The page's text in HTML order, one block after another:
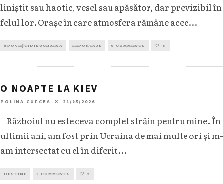
liniștit sau haotic, vesel sau apăsător, dar previzibil în
felul lor. Orașe în care atmosfera rămâne acee...
#POVEȘTIDINUCRAINA REPORTAJE 0 COMMENTS 6
O NOAPTE LA KIEV
POLINA CUPCEA 21/05/2026
Războiul nu este ceva complet străin pentru mine. În
ultimii ani, am fost prin Ucraina de mai multe ori și m-
am intersectat cu el în diferit...
DESTINE 0 COMMENTS 5